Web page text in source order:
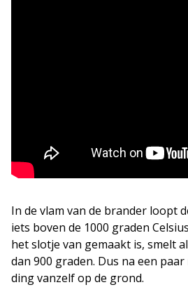
In de vlam van de brander loopt
iets boven de 1000 graden
het slotje van gemaakt is, smelt
dan 900 graden. Dus na een
ding vanzelf op de grond.